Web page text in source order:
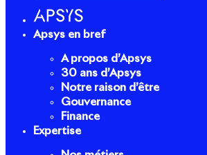
Apsys en bref
A propos d’Apsys
30 ans d’Apsys
Notre raison d’être
Gouvernance
Finance
Expertise